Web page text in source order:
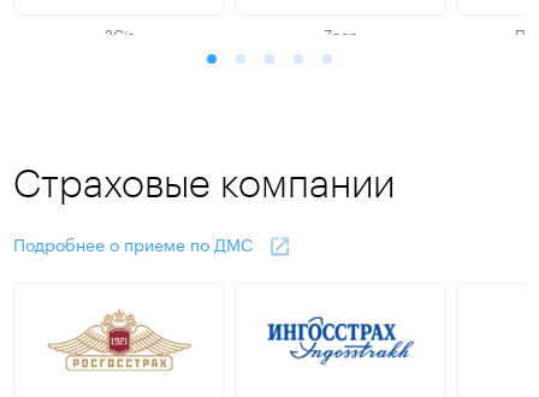
2Gis Zoon
Страховые компании
Подробнее о приеме по ДМС